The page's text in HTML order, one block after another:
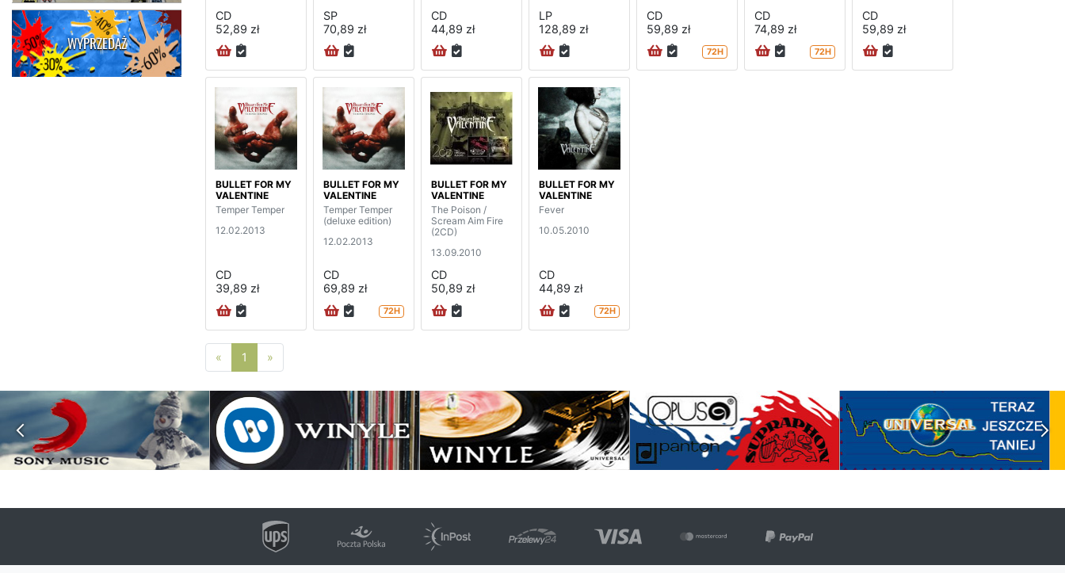
WYPRZEDAŻ
CD
52,89 zł
SP
70,89 zł
CD
44,89 zł
LP
128,89 zł
CD
59,89 zł
72H
CD
74,89 zł
72H
CD
59,89 zł
BULLET FOR MY
VALENTINE
Temper Temper
12.02.2013
CD
39,89 zł
BULLET FOR MY
VALENTINE
Temper Temper
(deluxe edition)
12.02.2013
CD
69,89 zł
72H
BULLET FOR MY
VALENTINE
The Poison /
Scream Aim Fire
(2CD)
13.09.2010
CD
50,89 zł
BULLET FOR MY
VALENTINE
Fever
10.05.2010
CD
44,89 zł
72H
« Poprzednia strona
1 »